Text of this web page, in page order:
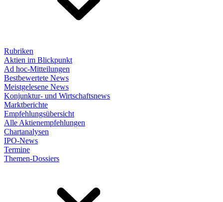
Rubriken
Aktien im Blickpunkt
Ad hoc-Mitteilungen
Bestbewertete News
Meistgelesene News
Konjunktur- und Wirtschaftsnews
Marktberichte
Empfehlungsübersicht
Alle Aktienempfehlungen
Chartanalysen
IPO-News
Termine
Themen-Dossiers